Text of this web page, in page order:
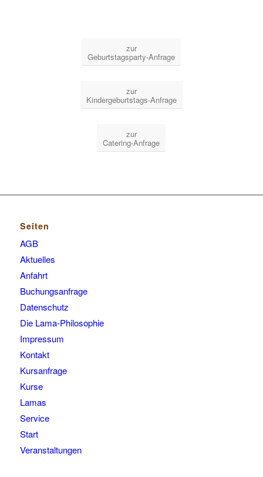
zur
Geburtstagsparty-Anfrage
zur
Kindergeburtstags-Anfrage
zur
Catering-Anfrage
Seiten
AGB
Aktuelles
Anfahrt
Buchungsanfrage
Datenschutz
Die Lama-Philosophie
Impressum
Kontakt
Kursanfrage
Kurse
Lamas
Service
Start
Veranstaltungen